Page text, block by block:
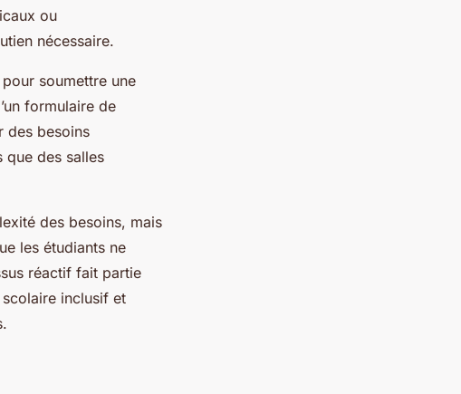
ou
nécessaire.
soumettre une
formulaire de
des besoins
que des salles
des besoins, mais
les étudiants ne
réactif fait partie
scolaire inclusif et